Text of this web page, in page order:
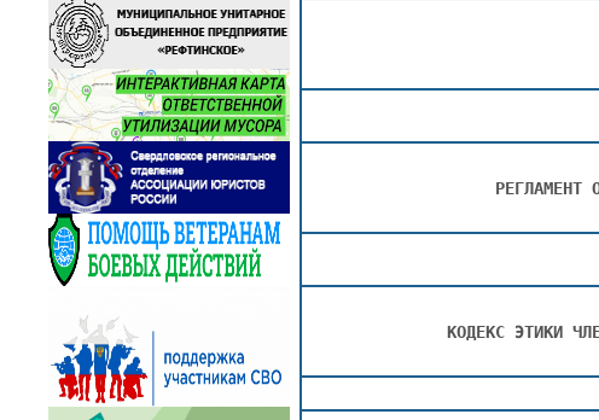
РЕГЛАМЕНТ
КОДЕКС ЭТИКИ